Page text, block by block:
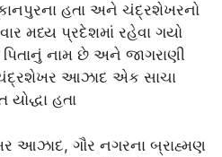
હતા અને ચંદ્રશેખરનો
મધ્ય પ્રદેશમાં રહેવા ગયો
પિતાનું નામ છે અને જાગરાણી
આઝાદ એક સાચા
હતા
આઝાદ, ગૌર નગરના બ્રાહ્મણ